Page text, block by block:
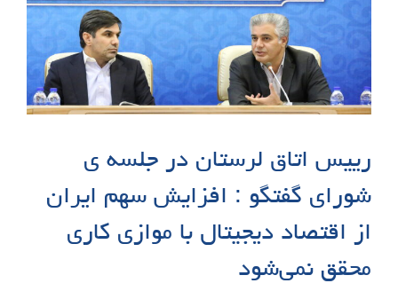
مطرح
کرد:
ضرورت
انسجام
ساختار
اتاق‌های
بازرگانی
کشور
|
رییس اتاق لرستان در جلسه ی
شورای گفتگو : افزایش سهم ایران
از اقتصاد دیجیتال با موازی کاری
محقق نمی‌شود